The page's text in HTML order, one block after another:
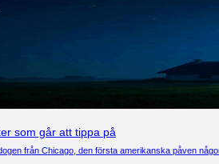
som går att tippa på
från Chicago, den första amerikanska påven